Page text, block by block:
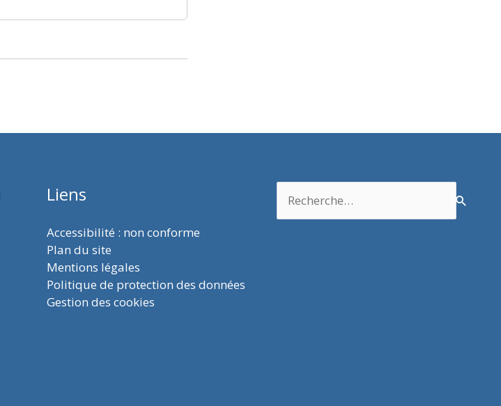
Liens
Accessibilité : non conforme
Plan du site
Mentions légales
Politique de protection des données
Gestion des cookies